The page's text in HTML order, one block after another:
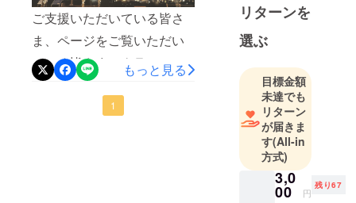
ご支援いただいている皆さ
ま、ページをご覧いただい
ている皆さまへクラファン
をスタートして１週間。す
でにたくさんのご支援をい
もっと見る
1
リターンを
選ぶ
目標金額
未達でも
リターン
が届きま
す(All-in
方式)
3,0
00 円
残り67